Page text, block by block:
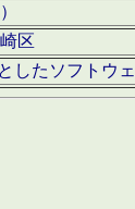
区
したソフトウ